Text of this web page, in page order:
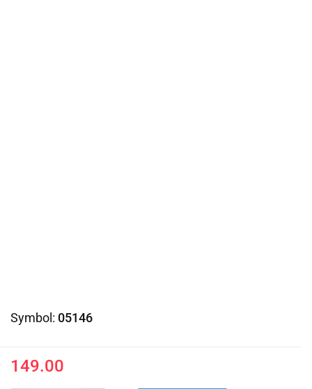
Symbol: 05146
149.00